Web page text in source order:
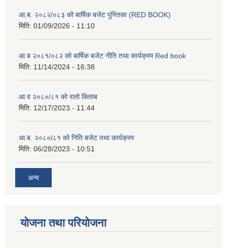
आ.ब. २०८२/०८३ को बार्षिक बजेट पुस्तिका (RED BOOK)
मिति: 01/09/2026 - 11:10
आ ब २०८१/०८२ को बार्षिक बजेट नीति तथा कार्यक्रम Red book
मिति: 11/14/2024 - 16:38
आ व २०८०/८१ को रातो किताब
मिति: 12/17/2023 - 11:44
आ.ब. २०८०/८१ को निति बजेट तथा कार्यक्रम
मिति: 06/28/2023 - 10:51
अन्य
योजना तथा परियोजना